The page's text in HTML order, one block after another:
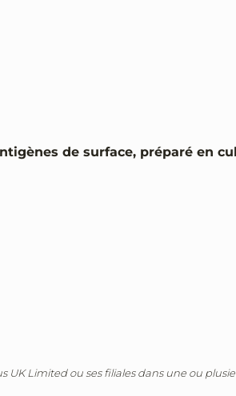
de surface, préparé en
UK Limited ou ses filiales dans une ou